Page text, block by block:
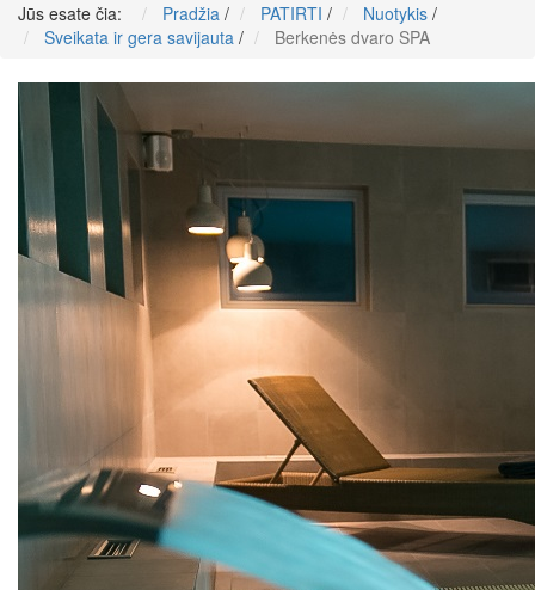
Jūs esate čia:
Pradžia / PATIRTI / Nuotykis /
Sveikata ir gera savijauta / Berkenės dvaro SPA